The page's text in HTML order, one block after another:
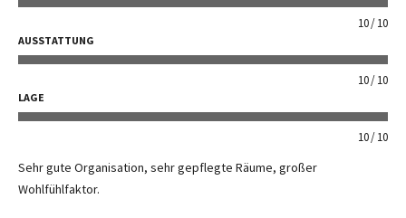
10 10
AUSSTATTUNG
10 10
LAGE
10 10
Sehr gute Organisation, sehr gepflegte Räume, großer
Wohlfühlfaktor.